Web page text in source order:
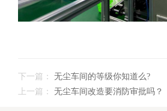
下一篇： 无尘车间的等级你知道么?
上一篇： 无尘车间改造要消防审批吗？